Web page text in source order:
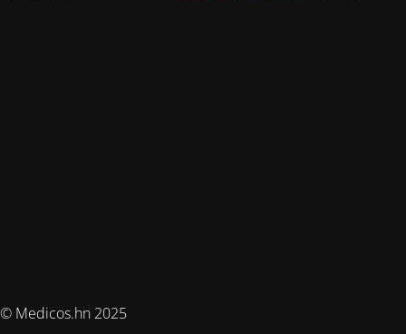
© Medicos.hn 2025